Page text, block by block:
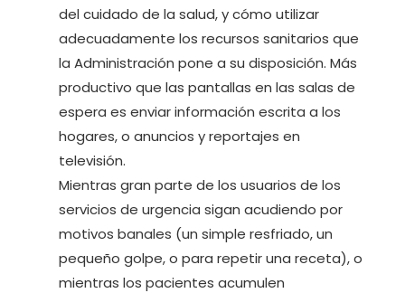
del cuidado de la salud, y cómo utilizar
adecuadamente los recursos sanitarios que
la Administración pone a su disposición. Más
productivo que las pantallas en las salas de
espera es enviar información escrita a los
hogares, o anuncios y reportajes en
televisión.
Mientras gran parte de los usuarios de los
servicios de urgencia sigan acudiendo por
motivos banales (un simple resfriado, un
pequeño golpe, o para repetir una receta), o
mientras los pacientes acumulen